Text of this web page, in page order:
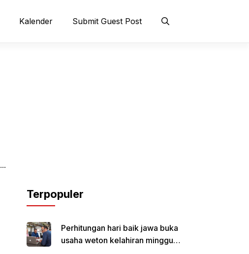
Kalender Submit Guest Post
Terpopuler
Perhitungan hari baik jawa buka
usaha weton kelahiran minggu